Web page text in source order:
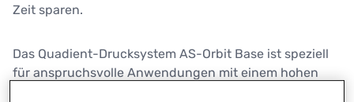
Zeit sparen.
Das Quadient-Drucksystem AS-Orbit Base ist speziell
für anspruchsvolle Anwendungen mit einem hohen